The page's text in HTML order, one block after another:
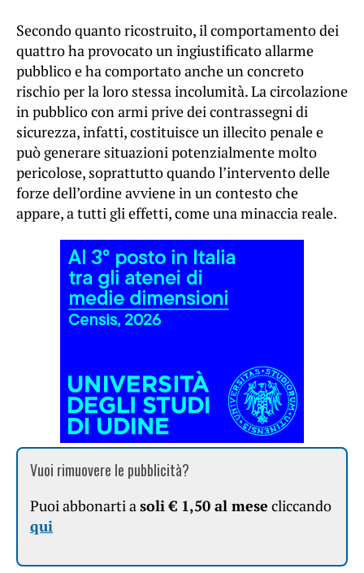
Secondo quanto ricostruito, il comportamento dei
quattro ha provocato un ingiustificato allarme
pubblico e ha comportato anche un concreto
rischio per la loro stessa incolumità. La circolazione
in pubblico con armi prive dei contrassegni di
sicurezza, infatti, costituisce un illecito penale e
può generare situazioni potenzialmente molto
pericolose, soprattutto quando l’intervento delle
forze dell’ordine avviene in un contesto che
appare, a tutti gli effetti, come una minaccia reale.
Vuoi rimuovere le pubblicità?
Puoi abbonarti a soli € 1,50 al mese cliccando
qui